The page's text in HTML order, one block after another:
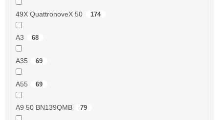
49X QuattronoveX 50 174
A3 68
A35 69
A55 69
A9 50 BN139QMB 79